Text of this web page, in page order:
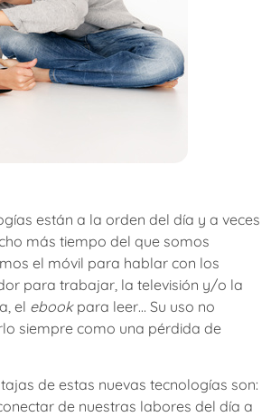
están a la orden del día y a veces
más tiempo del que somos
el móvil para hablar con los
para trabajar, la televisión y/o la
el ebookpara leer… Su uso no
siempre como una pérdida de
de estas nuevas tecnologías son:
de nuestras labores del día a